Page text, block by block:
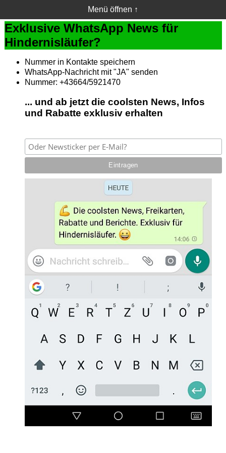
Menü öffnen ↑
Exklusive WhatsApp News für
Hindernisläufer?
Nummer in Kontakte speichern
WhatsApp-Nachricht mit "JA" senden
Nummer: +43664/5921470
... und ab jetzt die coolsten News, Infos
und Rabatte exklusiv erhalten